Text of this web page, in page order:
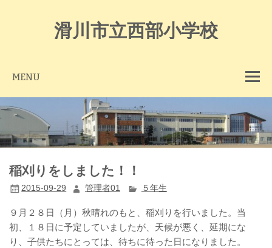
滑川市立西部小学校
MENU
稲刈りをしました！！
2015-09-29 管理者01 ５年生
９月２８日（月）秋晴れのもと、稲刈りを行いました。当
初、１８日に予定していましたが、天候が悪く、延期にな
り、子供たちにとっては、待ちに待った日になりました。